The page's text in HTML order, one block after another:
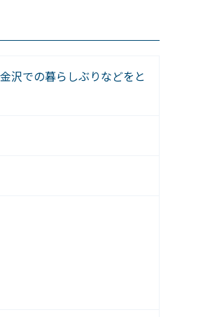
沢での暮らしぶりなどをと